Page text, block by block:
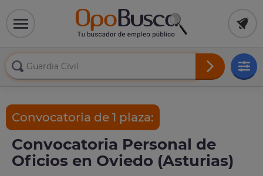
Convocatoria de 1 plaza:
Convocatoria Personal de
Oficios en Oviedo (Asturias)